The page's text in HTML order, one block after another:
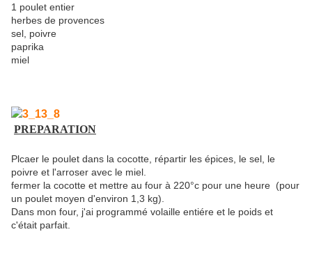
1 poulet entier
herbes de provences
sel, poivre
paprika
miel
PREPARATION
Plcaer le poulet dans la cocotte, répartir les épices, le sel, le
poivre et l'arroser avec le miel.
fermer la cocotte et mettre au four à 220°c pour une heure (pour
un poulet moyen d'environ 1,3 kg).
Dans mon four, j'ai programmé volaille entiére et le poids et
c'était parfait.